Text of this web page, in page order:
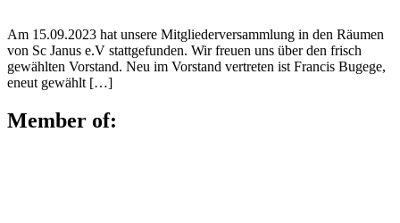
Am 15.09.2023 hat unsere Mitgliederversammlung in den Räumen
von Sc Janus e.V stattgefunden. Wir freuen uns über den frisch
gewählten Vorstand. Neu im Vorstand vertreten ist Francis Bugege,
eneut gewählt […]
Member of: